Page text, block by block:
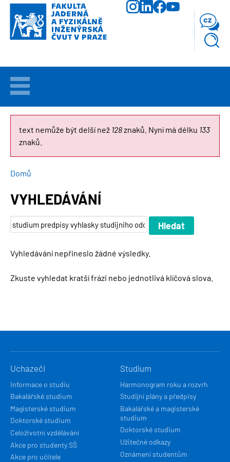
Přejít
hlavnímu
obsahu
VÍTEJTE
STUDIUM
VĚDA
VÝZKUM
FAKULTA
cz
CHYBOVÁ
ZPRÁVA
text nemůže být delší než 128znaků. Nyní má délku 133
znaků.
DROBEČKOVÁ
Domů
VYHLEDÁVÁNÍ
Vyhledávání nepřineslo žádné výsledky.
Zkuste vyhledat kratší frázi nebo jednotlivá klíčová slova.
NAVIGACE
Uchazeči
Informace o studiu
Bakalářské studium
Magisterské studium
Doktorské studium
Celoživotní vzdělávání
Akce pro studenty SŠ
Akce pro učitele
Studium
Harmonogram roku a rozvrh
Studijní plány a předpisy
Bakalářské a magisterské
studium
Doktorské studium
Užitečné odkazy
Oznámení studentům